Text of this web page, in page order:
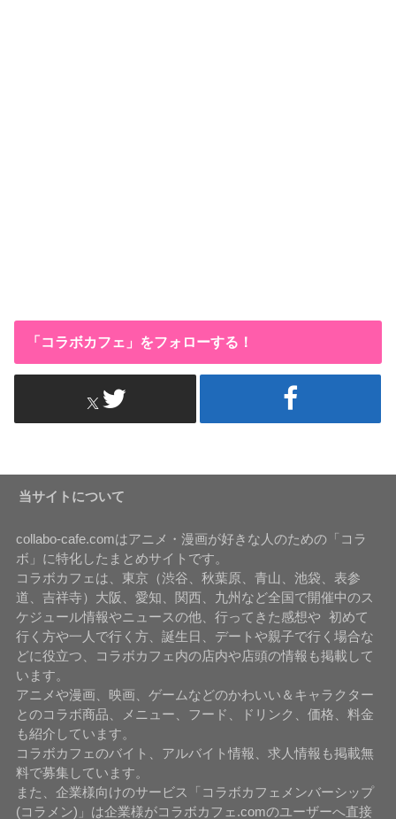
「コラボカフェ」をフォローする！
当サイトについて
collabo-cafe.comはアニメ・漫画が好きな人のための「コラ
ボ」に特化したまとめサイトです。
コラボカフェは、東京（渋谷、秋葉原、青山、池袋、表参
道、吉祥寺）大阪、愛知、関西、九州など全国で開催中のス
ケジュール情報やニュースの他、行ってきた感想や 初めて
行く方や一人で行く方、誕生日、デートや親子で行く場合な
どに役立つ、コラボカフェ内の店内や店頭の情報も掲載して
います。
アニメや漫画、映画、ゲームなどのかわいい＆キャラクター
とのコラボ商品、メニュー、フード、ドリンク、価格、料金
も紹介しています。
コラボカフェのバイト、アルバイト情報、求人情報も掲載無
料で募集しています。
また、企業様向けのサービス「コラボカフェメンバーシップ
(コラメン)」は企業様がコラボカフェ.comのユーザーへ直接